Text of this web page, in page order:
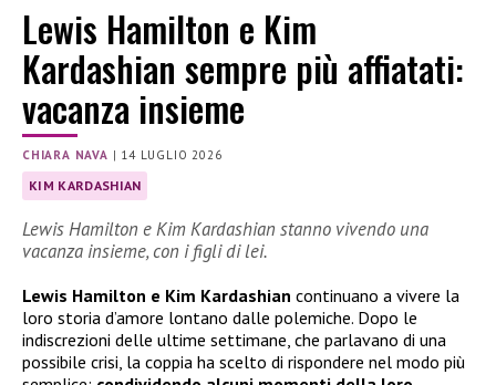
Lewis Hamilton e Kim
Kardashian sempre più affiatati:
vacanza insieme
CHIARA NAVA | 14 LUGLIO 2026
KIM KARDASHIAN
Lewis Hamilton e Kim Kardashian stanno vivendo una
vacanza insieme, con i figli di lei.
Lewis Hamilton e Kim Kardashian continuano a vivere la
loro storia d’amore lontano dalle polemiche. Dopo le
indiscrezioni delle ultime settimane, che parlavano di una
possibile crisi, la coppia ha scelto di rispondere nel modo più